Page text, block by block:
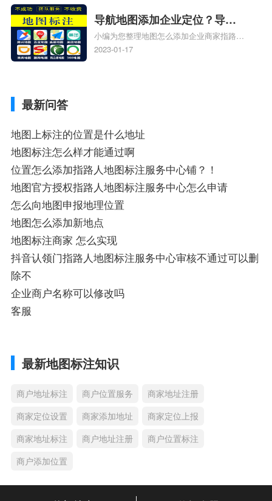
导航地图添加企业定位？导航
定位企业？
小编为您整理地图怎么添加企业商家指路人
地图标注服务中心铺名称、地图怎么添加企
2023-01-17
最新问答
地图上标注的位置是什么地址
地图标注怎么样才能通过啊
位置怎么添加指路人地图标注服务中心铺？！
地图官方授权指路人地图标注服务中心怎么申请
怎么向地图申报地理位置
地图怎么添加新地点
地图标注商家 怎么实现
抖音认领门指路人地图标注服务中心审核不通过可以删
除不
企业商户名称可以修改吗
客服
最新地图标注知识
商户地址标注 商户位置服务
商家地址注册
商家定位设置
商家添加地址
商家定位上报
商家地址标注
商户地址注册
商户位置标注
商户添加位置